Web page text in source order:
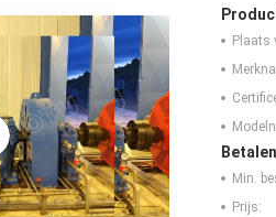
Plaats
Min.
Prijs: